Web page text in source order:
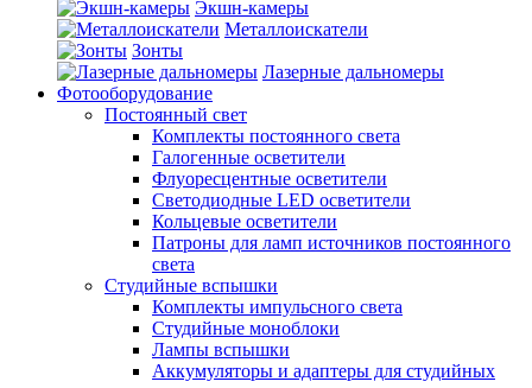
Экшн-камеры
Металлоискатели
Зонты
Лазерные дальномеры
Фотооборудование
Постоянный свет
Комплекты постоянного света
Галогенные осветители
Флуоресцентные осветители
Светодиодные LED осветители
Кольцевые осветители
Патроны для ламп источников постоянного
света
Студийные вспышки
Комплекты импульсного света
Студийные моноблоки
Лампы вспышки
Аккумуляторы и адаптеры для студийных